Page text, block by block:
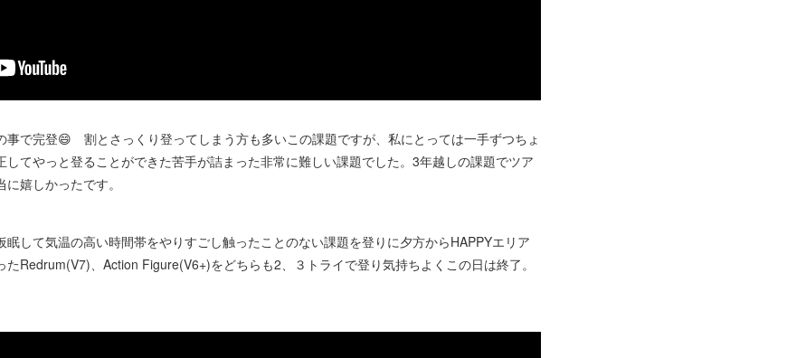
事で完登😄 割とさっくり登ってしまう方も多いこの課題ですが、私にとっては一手ずつちょ
してやっと登ることができた苦手が詰まった非常に難しい課題でした。3年越しの課題でツア
嬉しかったです。
して気温の高い時間帯をやりすごし触ったことのない課題を登りに夕方からHAPPYエリア
Redrum(V7)、Action Figure(V6+)をどちらも2、３トライで登り気持ちよくこの日は終了。